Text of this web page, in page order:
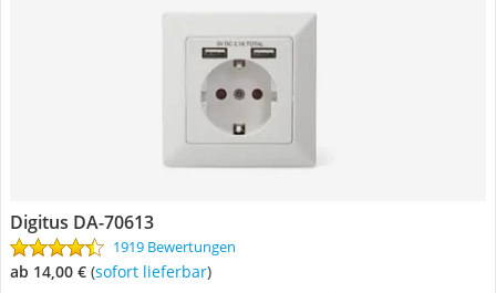
Digitus DA-70613
1919 Bewertungen
ab 14,00 € ( Sofort lieferbar)